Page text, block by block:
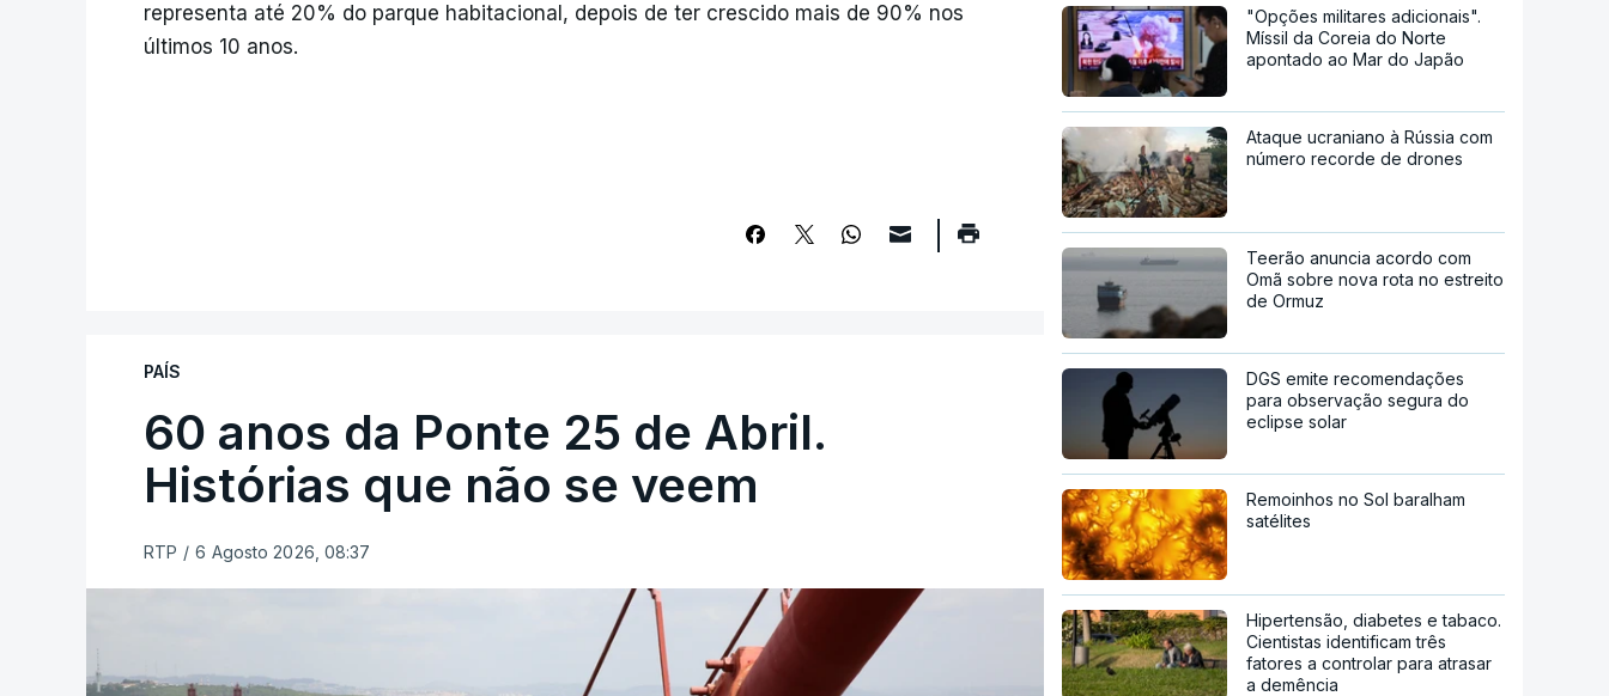
representa até 20% do parque habitacional, depois de ter crescido mais de 90% nos
últimos 10 anos.
PAÍS
60 anos da Ponte 25 de Abril.
Histórias que não se veem
RTP / 6 Agosto 2026, 08:37
"Opções militares adicionais".
Míssil da Coreia do Norte
apontado ao Mar do Japão
Ataque ucraniano à Rússia com
número recorde de drones
Teerão anuncia acordo com
Omã sobre nova rota no estreito
de Ormuz
DGS emite recomendações
para observação segura do
eclipse solar
Remoinhos no Sol baralham
satélites
Hipertensão, diabetes e tabaco.
Cientistas identificam três
fatores a controlar para atrasar
a demência